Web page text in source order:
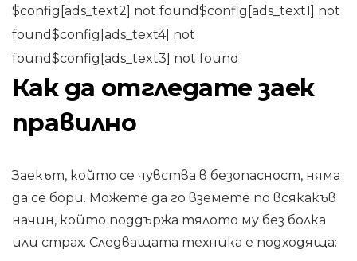
$config[ads_text2] not found$config[ads_text1] not
found$config[ads_text4] not
found$config[ads_text3] not found
Как да отгледате заек
правилно
Заекът, който се чувства в безопасност, няма
да се бори. Можете да го вземете по всякакъв
начин, който поддържа тялото му без болка
или страх. Следващата техника е подходяща: